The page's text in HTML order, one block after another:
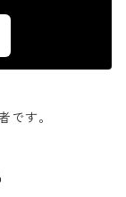
です。